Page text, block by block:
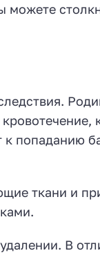
к попаданию
ткани и
В